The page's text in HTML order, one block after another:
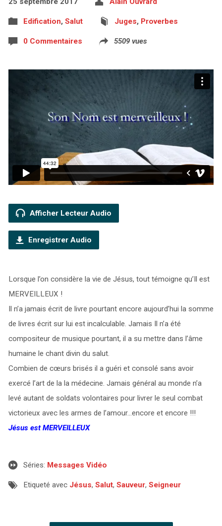
Edification, Salut Juges, Proverbes
0 Commentaires 5509 vues
Afficher Lecteur Audio
Enregistrer Audio
Lorsque l’on considère la vie de Jésus, tout témoigne qu’Il est
MERVEILLEUX !
Il n’a jamais écrit de livre pourtant encore aujourd’hui la somme
de livres écrit sur lui est incalculable. Jamais Il n’a été
compositeur de musique pourtant, il a su mettre dans l’âme
humaine le chant divin du salut.
Combien de cœurs brisés il a guéri et consolé sans avoir
exercé l’art de la la médecine. Jamais général au monde n’a
levé autant de soldats volontaires pour livrer le seul combat
victorieux avec les armes de l’amour…encore et encore !!!
Jésus est MERVEILLEUX
Séries: Messages Vidéo
Etiqueté avec Jésus, Salut, Sauveur, Seigneur